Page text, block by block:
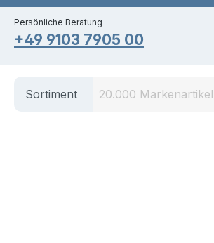
Persönliche Beratung
+49 9103 7905 00
Sortiment